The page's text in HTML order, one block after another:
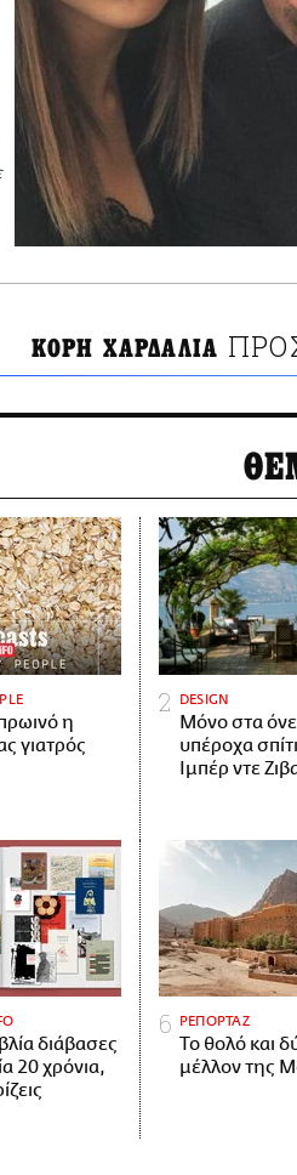
ΚΟΡΗ ΧΑΡΔΑΛΙΑ
η
γιατρός
DESIGN
Μόνο στα
υπέροχα
Ιμπέρ ντε
διάβασες
20 χρόνια,
ΡΕΠΟΡΤΑΖ
Το θολό και
μέλλον της